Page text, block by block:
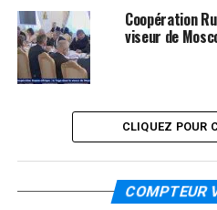
Coopération
viseur de
CLIQUEZ POUR
COMPTEUR